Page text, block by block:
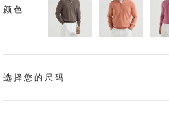
颜色
选择您的尺码